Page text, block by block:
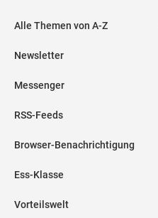
Alle Themen von A-Z
Newsletter
Messenger
RSS-Feeds
Browser-Benachrichtigung
Ess-Klasse
Vorteilswelt